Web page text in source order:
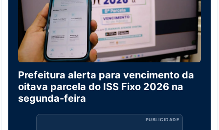
Prefeitura alerta para vencimento da
oitava parcela do ISS Fixo 2026 na
segunda-feira
PUBLICIDADE